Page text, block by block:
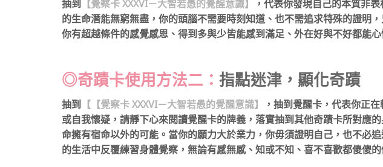
抽到 【覺察卡 XXXVI－大智若愚的覺醒意識】
，代表你發現自己的本質非
的生命潛能無窮無盡，你的頭腦不需要時刻知道、也不需追求特殊的證明
你有超越條件的感覺感恩、得到多與少皆能感到滿足、外在好與不好都能
◎奇蹟卡使用方法二： 指點迷津，顯化奇蹟
抽到 【【覺察卡 XXXVI－大智若愚的覺醒意識】
，抽到覺醒卡，代表你正
或自我懷疑，請靜下心來閱讀覺醒卡的牌義，落實抽到其他奇蹟卡所對應
命擁有宿命以外的可能。當你的願力大於業力，你毋須證明自己，也不必
的生活中反覆練習身體覺察，無論有感無感、知或不知、喜不喜歡都傻傻